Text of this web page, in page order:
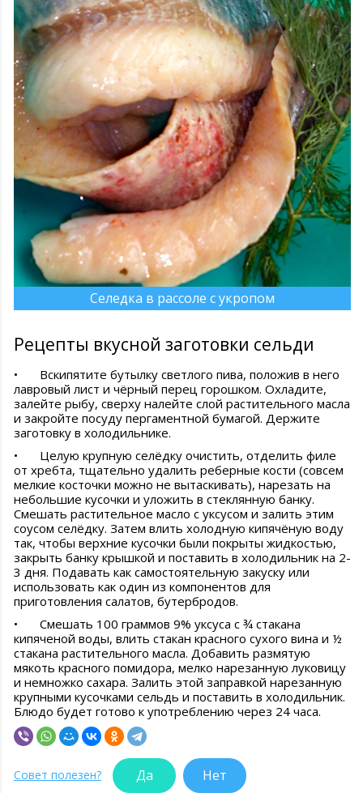
Селедка в рассоле с укропом
Рецепты вкусной заготовки сельди
•
Вскипятите бутылку светлого пива, положив в него
лавровый лист и чёрный перец горошком. Охладите,
залейте рыбу, сверху налейте слой растительного масла
и закройте посуду пергаментной бумагой. Держите
заготовку в холодильнике.
•
Целую крупную селёдку очистить, отделить филе
от хребта, тщательно удалить реберные кости (совсем
мелкие косточки можно не вытаскивать), нарезать на
небольшие кусочки и уложить в стеклянную банку.
Смешать растительное масло с уксусом и залить этим
соусом селёдку. Затем влить холодную кипячёную воду
так, чтобы верхние кусочки были покрыты жидкостью,
закрыть банку крышкой и поставить в холодильник на 2-
3 дня. Подавать как самостоятельную закуску или
использовать как один из компонентов для
приготовления салатов, бутербродов.
•
Смешать 100 граммов 9% уксуса с ¾ стакана
кипяченой воды, влить стакан красного сухого вина и ½
стакана растительного масла. Добавить размятую
мякоть красного помидора, мелко нарезанную луковицу
и немножко сахара. Залить этой заправкой нарезанную
крупными кусочками сельдь и поставить в холодильник.
Блюдо будет готово к употреблению через 24 часа.
Совет полезен? Да Нет